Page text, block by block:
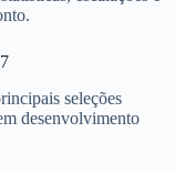
seleções
desenvolvimento